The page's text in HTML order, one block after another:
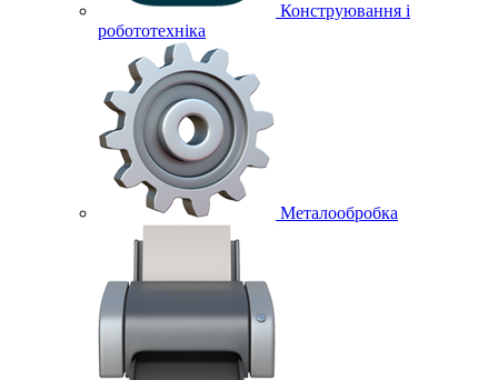
Конструювання і
робототехніка
Металообробка